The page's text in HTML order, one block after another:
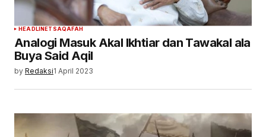
HEADLINETSAQAFAH
Analogi Masuk Akal Ikhtiar dan Tawakal ala
Buya Said Aqil
by Redaksi1 April 2023